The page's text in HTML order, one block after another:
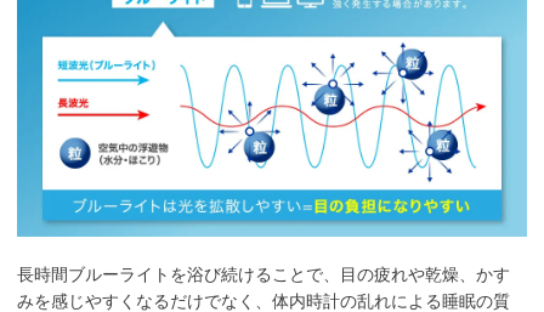
長時間ブルーライトを浴び続けることで、目の疲れや乾燥、かす
みを感じやすくなるだけでなく、体内時計の乱れによる睡眠の質